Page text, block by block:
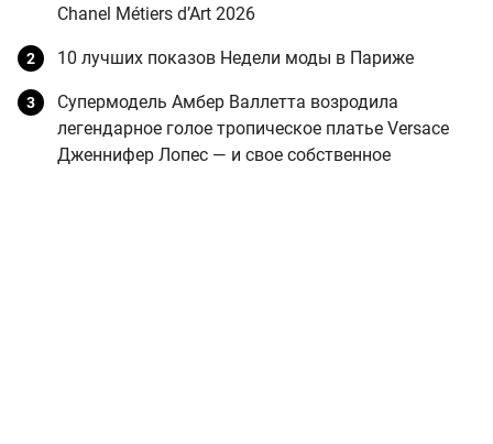
Chanel Métiers d’Art 2026
10 лучших показов Недели моды в Париже
Супермодель Амбер Валлетта возродила
легендарное голое тропическое платье Versace
Дженнифер Лопес — и свое собственное